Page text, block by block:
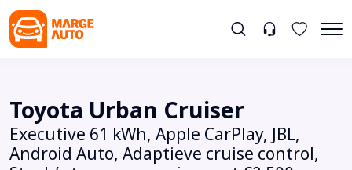
Toyota Urban Cruiser
Executive 61 kWh, Apple CarPlay, JBL,
Android Auto, Adaptieve cruise control,